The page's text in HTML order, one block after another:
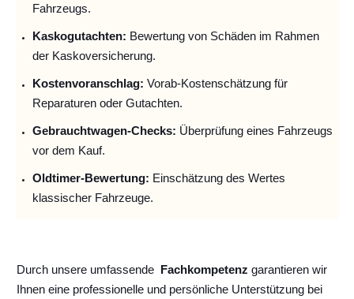
Fahrzeugs.
Kaskogutachten: Bewertung von Schäden im Rahmen
der Kaskoversicherung.
Kostenvoranschlag: Vorab-Kostenschätzung für
Reparaturen oder Gutachten.
Gebrauchtwagen-Checks: Überprüfung eines Fahrzeugs
vor dem Kauf.
Oldtimer-Bewertung: Einschätzung des Wertes
klassischer Fahrzeuge.
Durch unsere umfassende Fachkompetenz garantieren wir
Ihnen eine professionelle und persönliche Unterstützung bei